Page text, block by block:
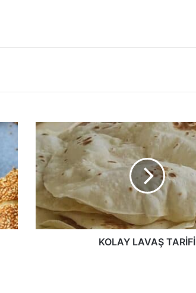
KOLAY
LAVAŞ
TARİFİ
KOLAY LAVAŞ TARİFİ